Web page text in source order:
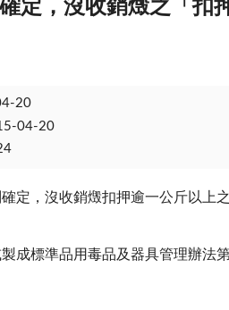
定，沒收銷燬之「扣
20
04-20
定，沒收銷燬扣押逾一公斤以上
成標準品用毒品及器具管理辦法第